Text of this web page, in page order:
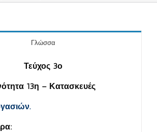
Γλώσσα
Τεύχος 3ο
13η – Κατασκευές